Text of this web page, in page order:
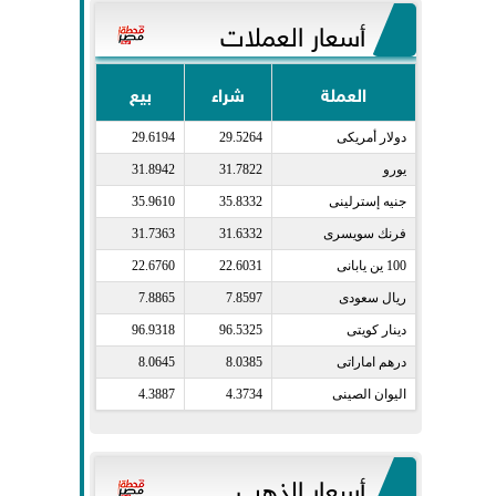
أسعار العملات
العملة شراء بيع
دولار أمريكى​ 29.5264
29.6194
يورو​ 31.7822
31.8942
جنيه إسترلينى​ 35.8332
35.9610
فرنك سويسرى​ 31.6332
31.7363
100 ين يابانى​ 22.6031
22.6760
ريال سعودى​ 7.8597
7.8865
دينار كويتى​ 96.5325
96.9318
درهم اماراتى​ 8.0385
8.0645
اليوان الصينى​ 4.3734
4.3887
أسعار الذهب